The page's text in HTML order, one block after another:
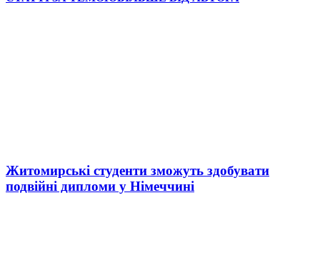
Житомирські студенти зможуть здобувати
подвійні дипломи у Німеччині